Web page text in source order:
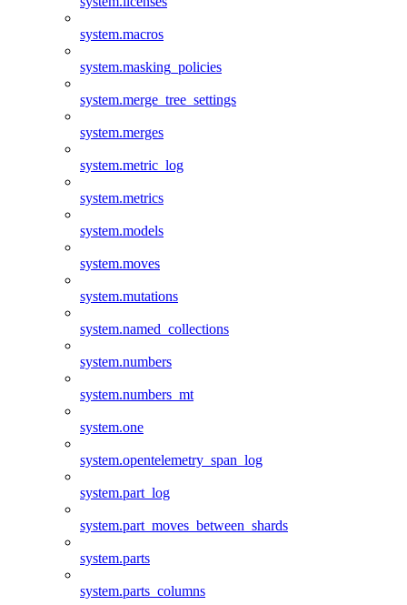
system.macros
system.masking_policies
system.merge_tree_settings
system.merges
system.metric_log
system.metrics
system.models
system.moves
system.mutations
system.named_collections
system.numbers
system.numbers_mt
system.one
system.opentelemetry_span_log
system.part_log
system.part_moves_between_shards
system.parts
system.parts_columns